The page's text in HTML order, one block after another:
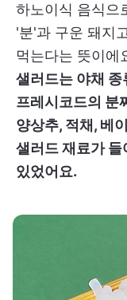
하노이식 음식으
'분'과 구운 돼지
먹는다는 뜻이에
샐러드는 야채
프레시코드의 분
양상추, 적채, 베
샐러드 재료가
있었어요.